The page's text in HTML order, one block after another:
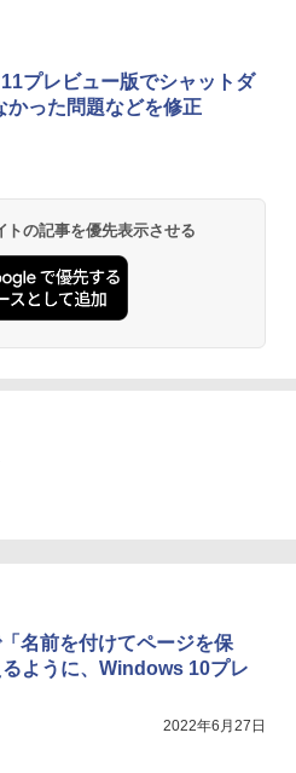
付き Windows11 初期設定済
ネット閲覧 メール用 初心者向
軽量 持ち便利 中古パソコン ノー
コン中古 ノートPC 安心保証
性能PC 新品
パソコン デスクトップパソコン
RTX5060 Ryzen7 5700X Wind
SSD 256GB〜1TB メモリ 16G
eスポーツ ゲーム デスクトッ
ソコン モニター
りごと 17巻 (デジタル版ビッグガ
ックス)
屋「のぶ」(22) (角川コミックス・
の裏でヤニ吸うふたり 9巻 (デジタル
ンガンコミックス)
プレビュー版でシャットダ
かった問題などを修正
の記事を優先表示させる
「名前を付けてページを保
ように、Windows 10プレ
2022年6月27日